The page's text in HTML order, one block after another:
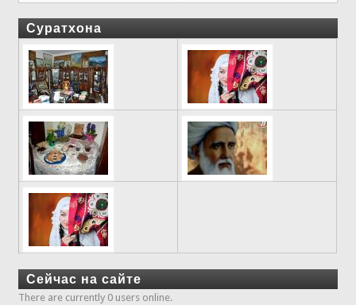
Суратхона
Сейчас на сайте
There are currently 0 users online.